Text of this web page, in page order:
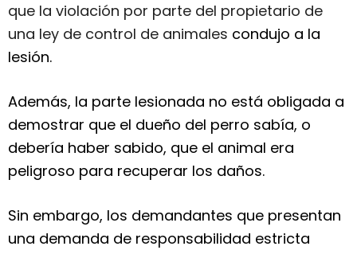
que la violación por parte del propietario de
una ley de control de animales condujo a la
lesión.
Además, la parte lesionada no está obligada a
demostrar que el dueño del perro sabía, o
debería haber sabido, que el animal era
peligroso para recuperar los daños.
Sin embargo, los demandantes que presentan
una demanda de responsabilidad estricta